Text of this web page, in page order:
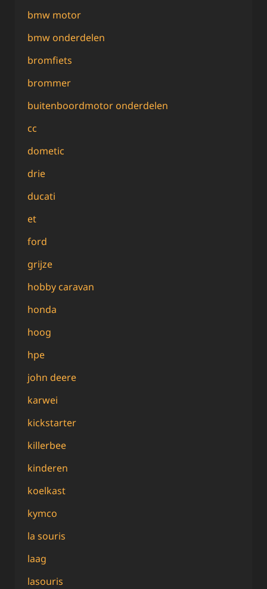
bmw motor
bmw onderdelen
bromfiets
brommer
buitenboordmotor onderdelen
cc
dometic
drie
ducati
et
ford
grijze
hobby caravan
honda
hoog
hpe
john deere
karwei
kickstarter
killerbee
kinderen
koelkast
kymco
la souris
laag
lasouris